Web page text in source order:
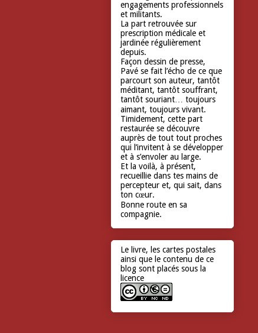
engagements professionnels
et militants.
La part retrouvée sur
prescription médicale et
jardinée régulièrement
depuis.
Façon dessin de presse,
Pavé se fait l’écho de ce que
parcourt son auteur, tantôt
méditant, tantôt souffrant,
tantôt souriant… toujours
aimant, toujours vivant.
Timidement, cette part
restaurée se découvre
auprès de tout tout proches
qui l’invitent à se développer
et à s’envoler au large.
Et la voilà, à présent,
recueillie dans tes mains de
percepteur et, qui sait, dans
ton cœur.
Bonne route en sa
compagnie.
Le livre, les cartes postales
ainsi que le contenu de ce
blog sont placés sous la
licence